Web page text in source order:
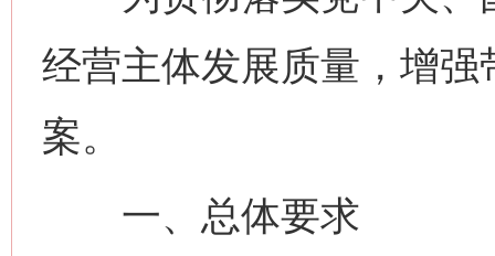
经营主体发展质量，增
案。
一、总体要求